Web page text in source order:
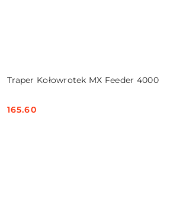
Traper Kołowrotek MX Feeder 4000
Cena:
165.60